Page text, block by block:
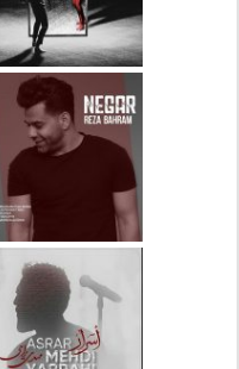
دانلود آلبوم جدید سیروان
خسروی بنام مونولوگ
دانلود آهنگ جدید رضا
بهرام بنام نگار